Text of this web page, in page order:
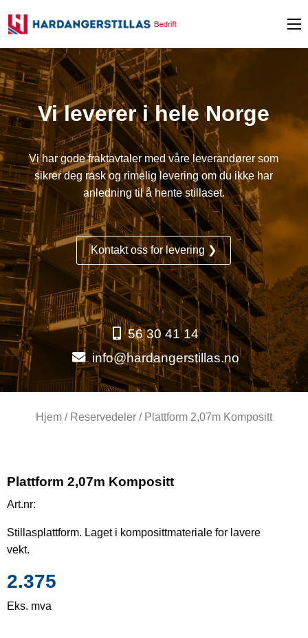
Vi leverer i hele Norge
Vi har gode fraktavtaler med våre leverandører som
sikrer deg rask og rimelig levering om du ikke har
anledning til å hente stillaset.
Kontakt oss for levering ❯
56 30 41 14
info@hardangerstillas.no
Hjem / Reservedeler / Plattform 2,07m Kompositt
Plattform 2,07m Kompositt
Art.nr:
Stillasplattform. Laget i komposittmateriale for lavere
vekt.
2.375
Eks. mva